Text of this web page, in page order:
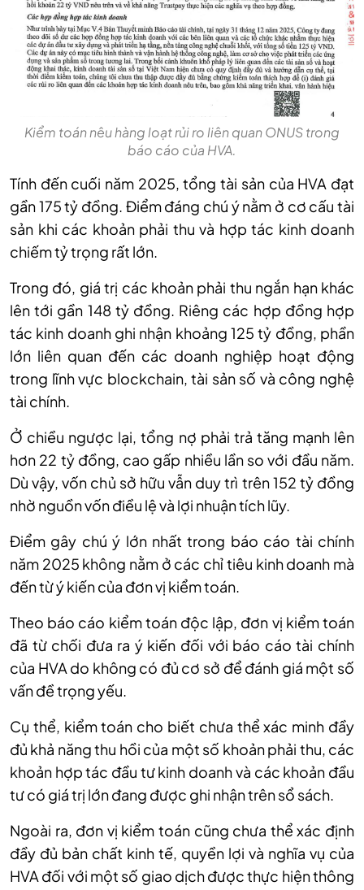
Kiểm toán nêu hàng loạt rủi ro liên quan ONUS trong
báo cáo của HVA.
Tính đến cuối năm 2025, tổng tài sản của HVA đạt
gần 175 tỷ đồng. Điểm đáng chú ý nằm ở cơ cấu tài
sản khi các khoản phải thu và hợp tác kinh doanh
chiếm tỷ trọng rất lớn.
Trong đó, giá trị các khoản phải thu ngắn hạn khác
lên tới gần 148 tỷ đồng. Riêng các hợp đồng hợp
tác kinh doanh ghi nhận khoảng 125 tỷ đồng, phần
lớn liên quan đến các doanh nghiệp hoạt động
trong lĩnh vực blockchain, tài sản số và công nghệ
tài chính.
Ở chiều ngược lại, tổng nợ phải trả tăng mạnh lên
hơn 22 tỷ đồng, cao gấp nhiều lần so với đầu năm.
Dù vậy, vốn chủ sở hữu vẫn duy trì trên 152 tỷ đồng
nhờ nguồn vốn điều lệ và lợi nhuận tích lũy.
Điểm gây chú ý lớn nhất trong báo cáo tài chính
năm 2025 không nằm ở các chỉ tiêu kinh doanh mà
đến từ ý kiến của đơn vị kiểm toán.
Theo báo cáo kiểm toán độc lập, đơn vị kiểm toán
đã từ chối đưa ra ý kiến đối với báo cáo tài chính
của HVA do không có đủ cơ sở để đánh giá một số
vấn đề trọng yếu.
Cụ thể, kiểm toán cho biết chưa thể xác minh đầy
đủ khả năng thu hồi của một số khoản phải thu, các
khoản hợp tác đầu tư kinh doanh và các khoản đầu
tư có giá trị lớn đang được ghi nhận trên sổ sách.
Ngoài ra, đơn vị kiểm toán cũng chưa thể xác định
đầy đủ bản chất kinh tế, quyền lợi và nghĩa vụ của
HVA đối với một số giao dịch được thực hiện thông